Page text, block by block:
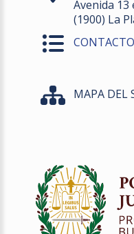
Avenida 13
(1900) La
MAPA DEL